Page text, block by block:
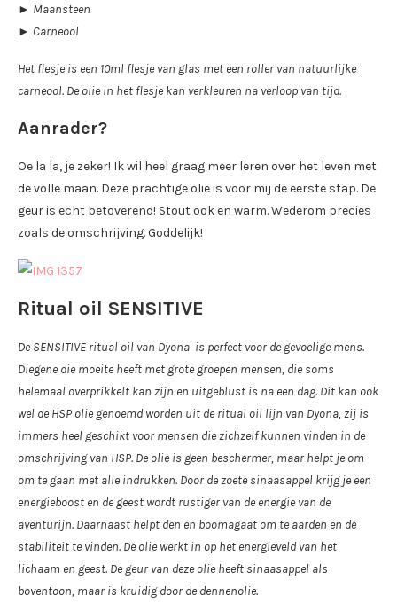
► Maansteen
► Carneool
Het flesje is een 10ml flesje van glas met een roller van natuurlijke
carneool. De olie in het flesje kan verkleuren na verloop van tijd.
Aanrader?
Oe la la, je zeker! Ik wil heel graag meer leren over het leven met
de volle maan. Deze prachtige olie is voor mij de eerste stap. De
geur is echt betoverend! Stout ook en warm. Wederom precies
zoals de omschrijving. Goddelijk!
Ritual oil SENSITIVE
De SENSITIVE ritual oil van Dyona is perfect voor de gevoelige mens.
Diegene die moeite heeft met grote groepen mensen, die soms
helemaal overprikkelt kan zijn en uitgeblust is na een dag. Dit kan ook
wel de HSP olie genoemd worden uit de ritual oil lijn van Dyona, zij is
immers heel geschikt voor mensen die zichzelf kunnen vinden in de
omschrijving van HSP. De olie is geen beschermer, maar helpt je om
om te gaan met alle indrukken. Door de zoete sinaasappel krijg je een
energieboost en de geest wordt rustiger van de energie van de
aventurijn. Daarnaast helpt den en boomagaat om te aarden en de
stabiliteit te vinden. De olie werkt in op het energieveld van het
lichaam en geest. De geur van deze olie heeft sinaasappel als
boventoon, maar is kruidig door de dennenolie.